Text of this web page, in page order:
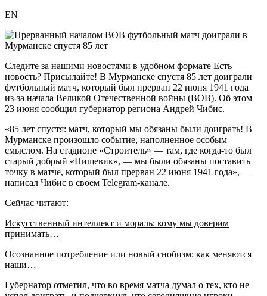
EN
Следите за нашими новостями в удобном формате Есть
новость? Присылайте! В Мурманске спустя 85 лет доиграли
футбольный матч, который был прерван 22 июня 1941 года
из-за начала Великой Отечественной войны (ВОВ). Об этом
23 июня сообщил губернатор региона Андрей Чибис.
«85 лет спустя: матч, который мы обязаны были доиграть! В
Мурманске произошло событие, наполненное особым
смыслом. На стадионе «Строитель» — там, где когда-то был
старый добрый «Пищевик», — мы были обязаны поставить
точку в матче, который был прерван 22 июня 1941 года», —
написал Чибис в своем Telegram-канале.
Сейчас читают:
Искусственный интеллект и мораль: кому мы доверим
принимать…
Осознанное потребление или новый снобизм: как меняются
наши…
Губернатор отметил, что во время матча думал о тех, кто не